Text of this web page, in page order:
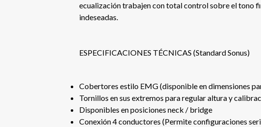
ecualización trabajen con total control sobre el tono
indeseadas.
ESPECIFICACIONES TÉCNICAS (Standard Sonus)
Cobertores estilo EMG (disponible en dimensiones
Tornillos en sus extremos para regular altura y
Disponibles en posiciones neck / bridge
Conexión 4 conductores (Permite configuraciones